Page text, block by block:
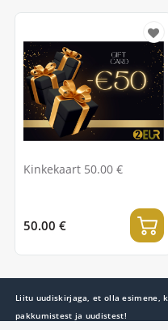
Kinkekaart 50.00 €
50.00 €
Liitu uudiskirjaga, et olla esimene,
pakkumistest ja uudistest!